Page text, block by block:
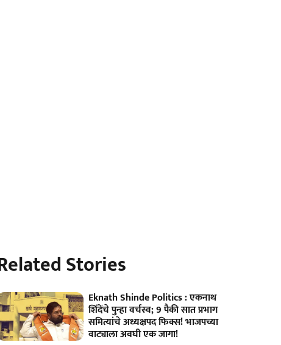
Stories
Eknath Shinde Politics : एकनाथ
शिंदेंचे पुन्हा वर्चस्व; 9 पैकी सात प्रभाग
समित्यांचे अध्यक्षपद फिक्स! भाजपच्या
वाट्याला अवघी एक जागा!